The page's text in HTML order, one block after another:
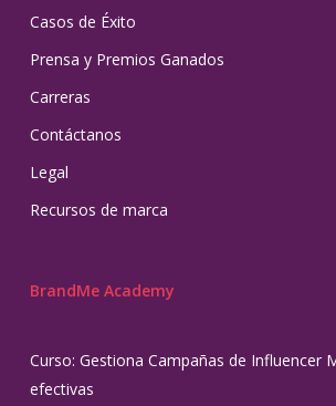
Casos de Éxito
Prensa y Premios Ganados
Carreras
Contáctanos
Legal
Recursos de marca
BrandMe Academy
Curso: Gestiona Campañas de Influencer
efectivas